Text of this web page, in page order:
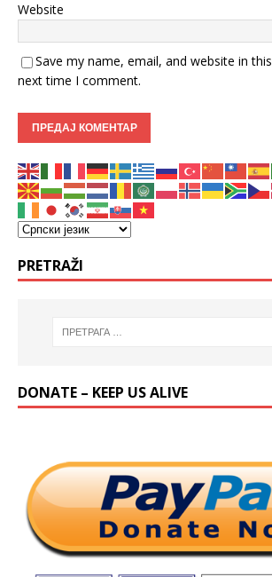
Website
Save my name, email, and website in
next time I comment.
PRETRAŽI
DONATE – KEEP US ALIVE